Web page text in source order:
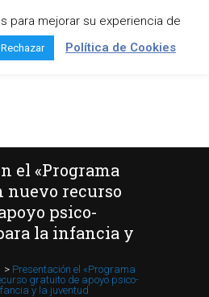
+34 645 295 966
el «Programa
nuevo recurso
psico-
la infancia y
> Presentación el «Programa
gratuito de apoyo psico-
y la juventud
para mejorar su experiencia de
Rechazar Política de Cookies